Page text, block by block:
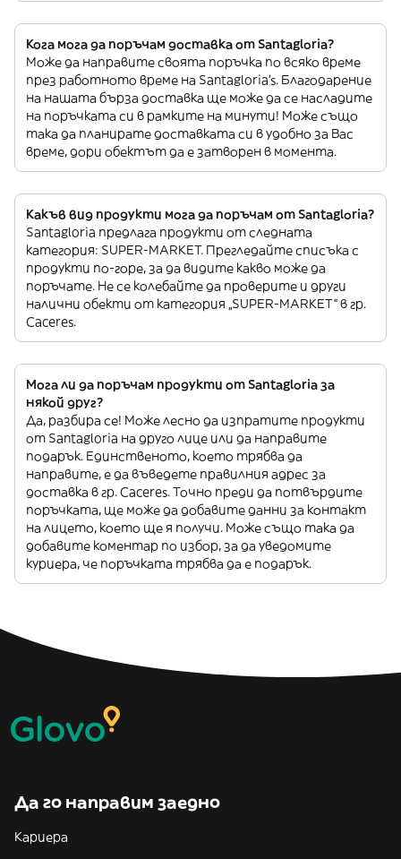
Кога мога да поръчам доставка от Santagloria?
Може да направите своята поръчка по всяко време
през работното време на Santagloria’s. Благодарение
на нашата бърза доставка ще може да се насладите
на поръчката си в рамките на минути! Може също
така да планирате доставката си в удобно за Вас
време, дори обектът да е затворен в момента.
Какъв вид продукти мога да поръчам от Santagloria?
Santagloria предлага продукти от следната
категория: SUPER-MARKET. Прегледайте списъка с
продукти по-горе, за да видите какво може да
поръчате. Не се колебайте да проверите и други
налични обекти от категория „SUPER-MARKET“ в гр.
Caceres.
Мога ли да поръчам продукти от Santagloria за
някой друг?
Да, разбира се! Може лесно да изпратите продукти
от Santagloria на друго лице или да направите
подарък. Единственото, което трябва да
направите, е да въведете правилния адрес за
доставка в гр. Caceres. Точно преди да потвърдите
поръчката, ще може да добавите данни за контакт
на лицето, което ще я получи. Може също така да
добавите коментар по избор, за да уведомите
куриера, че поръчката трябва да е подарък.
Да го направим заедно
Кариера